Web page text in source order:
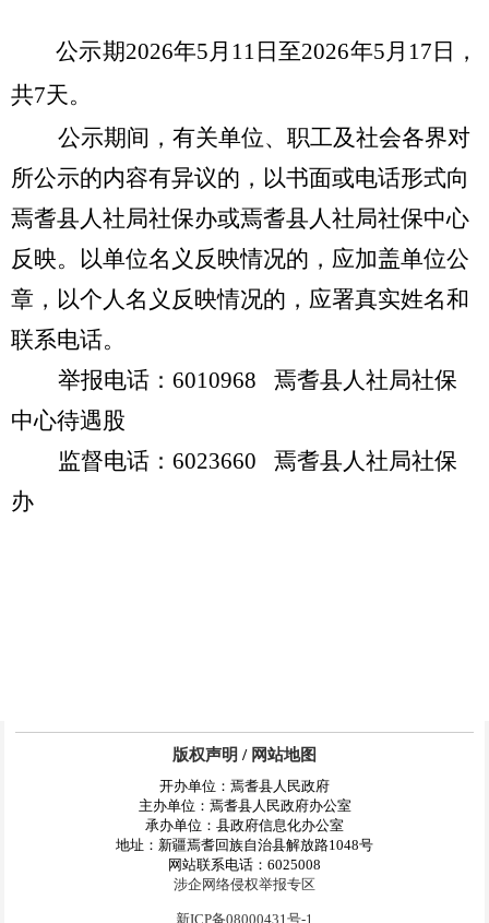
公示期2026年5 月 11 日至2026年5 月 17 日
，
共7天。
公示期间，有关单位、职工及社会各界对
所公示的内容有异议的，以书面或电话形式向
焉耆县人社局社保办或焉耆县人社局社保中心
反映。以单位名义反映情况的，应加盖单位公
章，以个人名义反映情况的，应署真实姓名和
联系电话。
举报电话： 6010968 焉耆县人社局社保
中心待遇股
监督电话： 6023660 焉耆县人社局社保
办
版权声明 / 网站地图
开办单位：焉耆县人民政府
主办单位：焉耆县人民政府办公室
承办单位：县政府信息化办公室
地址：新疆焉耆回族自治县解放路1048号
网站联系电话：6025008
涉企网络侵权举报专区
新ICP备08000431号-1